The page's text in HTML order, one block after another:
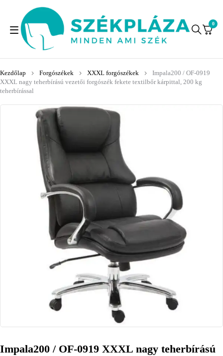
0
Kezdőlap Forgószékek XXXL forgószékek
Impala200 / OF-0919
XXXL nagy teherbírású vezetői forgószék fekete textilbőr kárpittal, 200 kg
teherbírással
Impala200 / OF-0919 XXXL nagy teherbírású